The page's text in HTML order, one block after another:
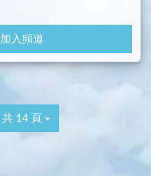
加入頻道
共 14 頁